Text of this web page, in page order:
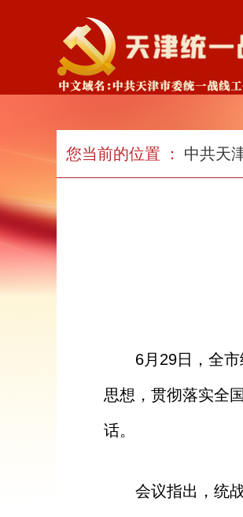
您当前的位置 ： 中共天
6月29日，全
思想，贯彻落实全
话。
会议指出，统